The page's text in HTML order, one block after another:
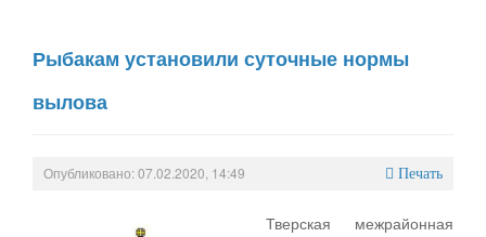
Рыбакам установили суточные нормы
вылова
Опубликовано: 07.02.2020, 14:49 Печать
Тверская межрайонная